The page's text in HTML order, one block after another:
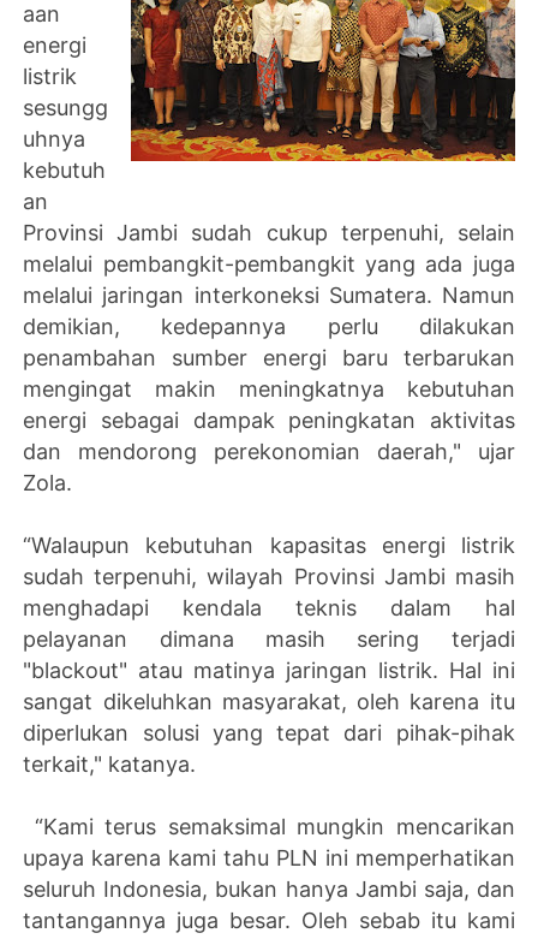
aan
energi
listrik
sesungg
uhnya
kebutuh
an
Provinsi Jambi sudah cukup terpenuhi, selain
melalui pembangkit-pembangkit yang ada juga
melalui jaringan interkoneksi Sumatera. Namun
demikian, kedepannya perlu dilakukan
penambahan sumber energi baru terbarukan
mengingat makin meningkatnya kebutuhan
energi sebagai dampak peningkatan aktivitas
dan mendorong perekonomian daerah," ujar
Zola.
“Walaupun kebutuhan kapasitas energi listrik
sudah terpenuhi, wilayah Provinsi Jambi masih
menghadapi kendala teknis dalam hal
pelayanan dimana masih sering terjadi
"blackout" atau matinya jaringan listrik. Hal ini
sangat dikeluhkan masyarakat, oleh karena itu
diperlukan solusi yang tepat dari pihak-pihak
terkait," katanya.
“Kami terus semaksimal mungkin mencarikan
upaya karena kami tahu PLN ini memperhatikan
seluruh Indonesia, bukan hanya Jambi saja, dan
tantangannya juga besar. Oleh sebab itu kami